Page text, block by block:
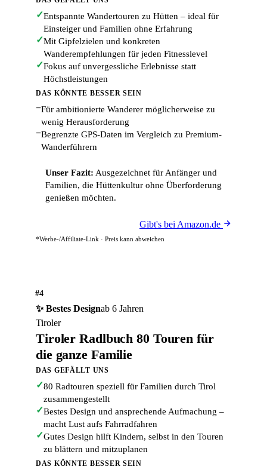
✓Entspannte Wandertouren zu Hütten – ideal für
Einsteiger und Familien ohne Erfahrung
✓Mit Gipfelzielen und konkreten
Wanderempfehlungen für jeden Fitnesslevel
✓Fokus auf unvergessliche Erlebnisse statt
Höchstleistungen
DAS KÖNNTE BESSER SEIN
−Für ambitionierte Wanderer möglicherweise zu
wenig Herausforderung
−Begrenzte GPS-Daten im Vergleich zu Premium-
Wanderführern
Unser Fazit: Ausgezeichnet für Anfänger und
Familien, die Hüttenkultur ohne Überforderung
genießen möchten.
Gibt's bei Amazon.de
*Werbe-/Affiliate-Link · Preis kann abweichen
#4
✨ Bestes Designab 6 Jahren
Tiroler
Tiroler Radlbuch 80 Touren für
die ganze Familie
DAS GEFÄLLT UNS
✓80 Radtouren speziell für Familien durch Tirol
zusammengestellt
✓Bestes Design und ansprechende Aufmachung –
macht Lust aufs Fahrradfahren
✓Gutes Design hilft Kindern, selbst in den Touren
zu blättern und mitzuplanen
DAS KÖNNTE BESSER SEIN